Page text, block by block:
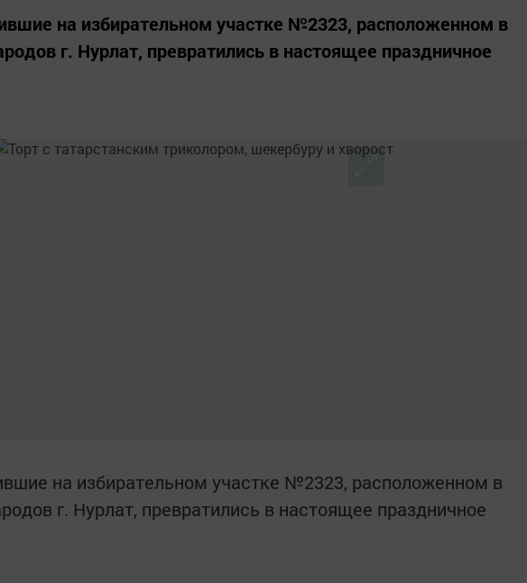
на избирательном участке №2323, расположенном в
г. Нурлат, превратились в настоящее праздничное
на избирательном участке №2323, расположенном в
г. Нурлат, превратились в настоящее праздничное